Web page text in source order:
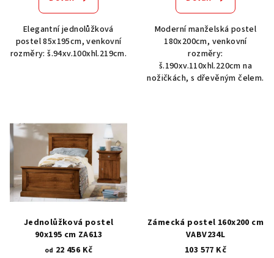
Elegantní jednolůžková
postel 85x195cm, venkovní
rozměry: š.94xv.100xhl.219cm.
Moderní manželská postel
180x200cm, venkovní
rozměry:
š.190xv.110xhl.220cm na
nožičkách, s dřevěným čelem.
Jednolůžková postel
90x195 cm ZA613
od 22 456 Kč
Zámecká postel 160x200 cm
VABV234L
103 577 Kč